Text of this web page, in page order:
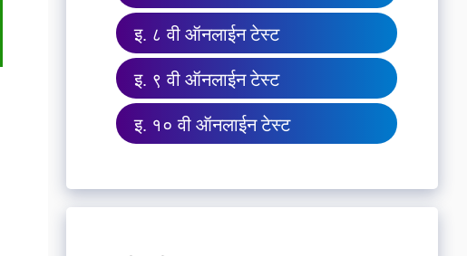
इ. ८ वी ऑनलाईन टेस्ट
इ. ९ वी ऑनलाईन टेस्ट
इ. १० वी ऑनलाईन टेस्ट